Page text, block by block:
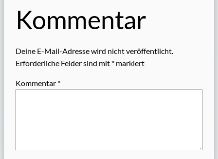
Kommentar
Deine E-Mail-Adresse wird nicht veröffentlicht.
Erforderliche Felder sind mit * markiert
Kommentar *